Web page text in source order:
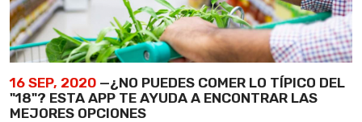
16 SEP, 2020 —¿NO PUEDES COMER LO TÍPICO DEL
"18"? ESTA APP TE AYUDA A ENCONTRAR LAS
MEJORES OPCIONES